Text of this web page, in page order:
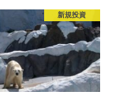
新規投資